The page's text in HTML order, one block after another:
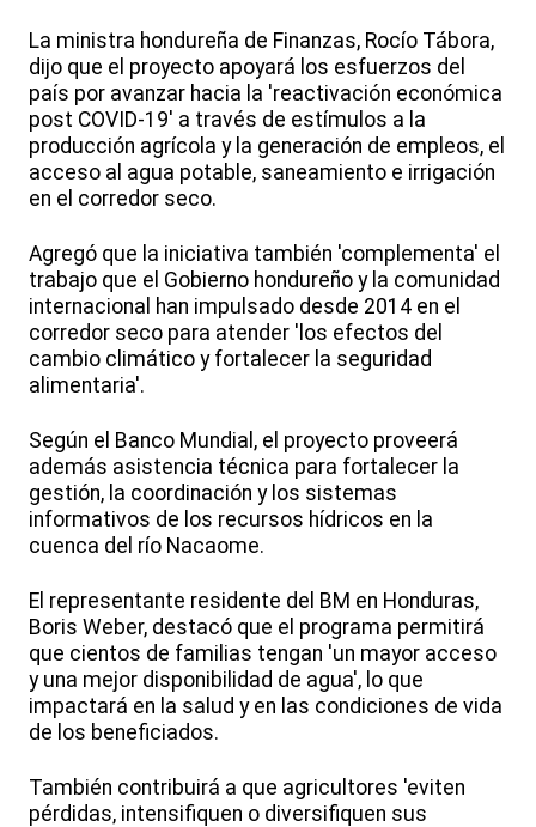
La ministra hondureña de Finanzas, Rocío Tábora,
dijo que el proyecto apoyará los esfuerzos del
país por avanzar hacia la 'reactivación económica
post COVID-19' a través de estímulos a la
producción agrícola y la generación de empleos, el
acceso al agua potable, saneamiento e irrigación
en el corredor seco.
Agregó que la iniciativa también 'complementa' el
trabajo que el Gobierno hondureño y la comunidad
internacional han impulsado desde 2014 en el
corredor seco para atender 'los efectos del
cambio climático y fortalecer la seguridad
alimentaria'.
Según el Banco Mundial, el proyecto proveerá
además asistencia técnica para fortalecer la
gestión, la coordinación y los sistemas
informativos de los recursos hídricos en la
cuenca del río Nacaome.
El representante residente del BM en Honduras,
Boris Weber, destacó que el programa permitirá
que cientos de familias tengan 'un mayor acceso
y una mejor disponibilidad de agua', lo que
impactará en la salud y en las condiciones de vida
de los beneficiados.
También contribuirá a que agricultores 'eviten
pérdidas, intensifiquen o diversifiquen sus